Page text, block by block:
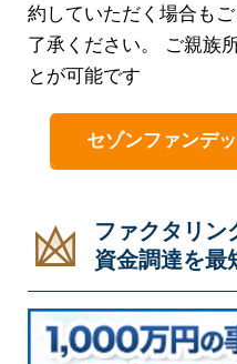
約していただく場合も
了承ください。 ご親族
とが可能です
セゾンファンデ
ファクタリン
資金調達を最